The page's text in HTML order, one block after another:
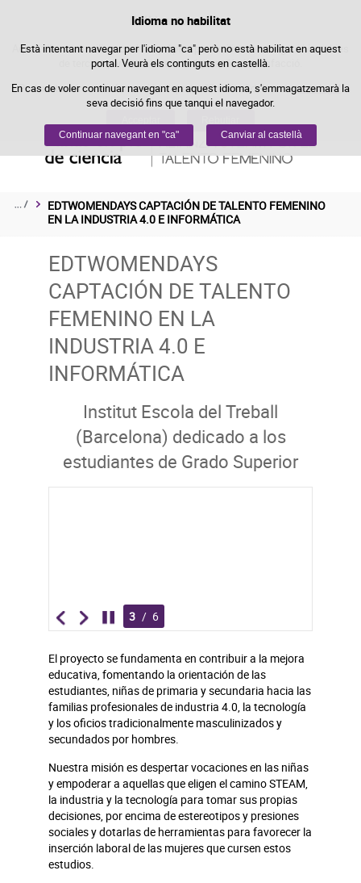
Política de cookies
Aquest lloc web utilitza cookies pròpies per facilitar la navegació i cookies
de tercers per obtenir estadístiques d'ús i satisfacció.
Podeu obtenir més informació a l'apartat "Cookies" del nostreavís legal .
Idioma no habilitat
Està intentant navegar per l'idioma "ca" però no està habilitat en aquest
portal. Veurà els continguts en castellà.
En cas de voler continuar navegant en aquest idioma, s'emmagatzemarà la
seva decisió fins que tanqui el navegador.
Continuar navegant en "ca" Canviar al castellà
Passar al contingut
EDTWOMENDAYS CAPTACIÓN DE TALENTO FEMENINO
EN LA INDUSTRIA 4.0 E INFORMÁTICA
EDTWOMENDAYS
CAPTACIÓN DE TALENTO
FEMENINO EN LA
INDUSTRIA 4.0 E
INFORMÁTICA
Institut Escola del Treball
(Barcelona) dedicado a los
estudiantes de Grado Superior
3 / 6
El proyecto se fundamenta en contribuir a la mejora
educativa, fomentando la orientación de las
estudiantes, niñas de primaria y secundaria hacia las
familias profesionales de industria 4.0, la tecnología
y los oficios tradicionalmente masculinizados y
secundados por hombres.
Nuestra misión es despertar vocaciones en las niñas
y empoderar a aquellas que eligen el camino STEAM,
la industria y la tecnología para tomar sus propias
decisiones, por encima de estereotipos y presiones
sociales y dotarlas de herramientas para favorecer la
inserción laboral de las mujeres que cursen estos
estudios.